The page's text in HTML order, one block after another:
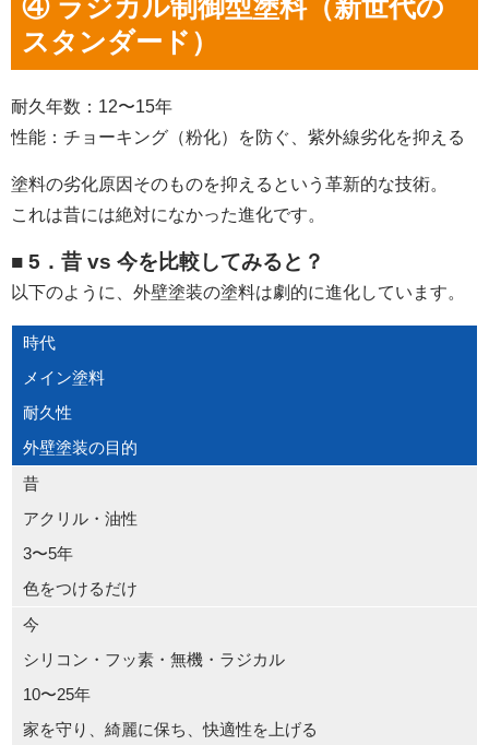
④ ラジカル制御型塗料（新世代の
スタンダード）
耐久年数：12〜15年
性能：チョーキング（粉化）を防ぐ、紫外線劣化を抑える
塗料の劣化原因そのものを抑えるという革新的な技術。
これは昔には絶対になかった進化です。
■ 5．昔 vs 今を比較してみると？
以下のように、外壁塗装の塗料は劇的に進化しています。
時代
メイン塗料
耐久性
外壁塗装の目的
昔
アクリル・油性
3〜5年
色をつけるだけ
今
シリコン・フッ素・無機・ラジカル
10〜25年
家を守り、綺麗に保ち、快適性を上げる